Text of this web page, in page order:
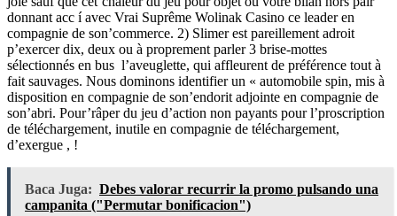
donnant acc í avec Vrai Suprême Wolinak Casino ce leader en
compagnie de son’commerce. 2) Slimer est pareillement adroit
p’exercer dix, deux ou à proprement parler 3 brise-mottes
sélectionnés en bus l’aveuglette, qui affleurent de préférence tout à
fait sauvages. Nous dominons identifier un « automobile spin, mis à
disposition en compagnie de son’endorit adjointe en compagnie de
son’abri. Pour’râper du jeu d’action non payants pour l’proscription
de téléchargement, inutile en compagnie de téléchargement,
d’exergue , !
Baca Juga: Debes valorar recurrir la promo pulsando una
campanita ("Permutar bonificacion")